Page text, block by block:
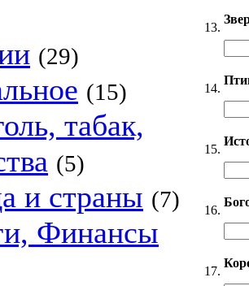
(29)
(15)
табак,
(5)
и страны (7)
Финансы
13.
14.
15.
16.
17.